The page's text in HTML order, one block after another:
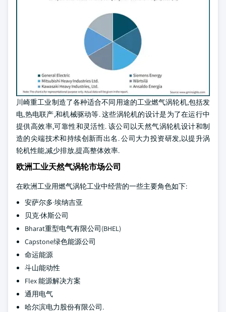
川崎重工业制造了各种适合不同用途的工业燃气涡轮机,包括发
电,热电联产,和机械驱动等. 这些涡轮机的设计是为了在运行中
提供高效率,可靠性和灵活性. 该公司以天然气涡轮机设计和制
造的尖端技术和持续创新而出名. 公司大力投资研发,以提升涡
轮机性能,减少排放,提高整体效率.
欧洲工业天然气涡轮市场公司
在欧洲工业用燃气涡轮工业中经营的一些主要角色如下:
安萨尔多·埃纳吉亚
贝克·休斯公司
Bharat重型电气有限公司(BHEL)
Capstone绿色能源公司
命运能源
斗山能动性
Flex 能源解决方案
通用电气
哈尔滨电力股份有限公司.